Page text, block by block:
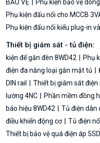
BẢO VỆ
Phụ kiện bảo vệ
Phụ kiện đấu nối cho MCCB
Phụ kiện đấu nối kiểu plug-in
Thiết bị giám sát - tủ điện:
kiện để gắn đèn 8WD42
Phụ
điện đa năng loại gắn mặt tủ
DIN rail
Thiết bị giám sát điện
lường 4NC
Phần mềm đồng
báo hiệu 8WD42
Tủ điện dân
điều khiển động cơ
Tủ điện
Thiết bị bảo vệ quá điện áp